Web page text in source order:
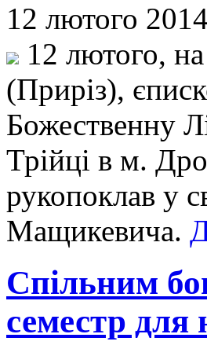
12 лютого 2014
12 лютого,
(Приріз),
Божественну
Трійці в м.
рукопоклав у
Мащикевича.
Спільним
семестр для